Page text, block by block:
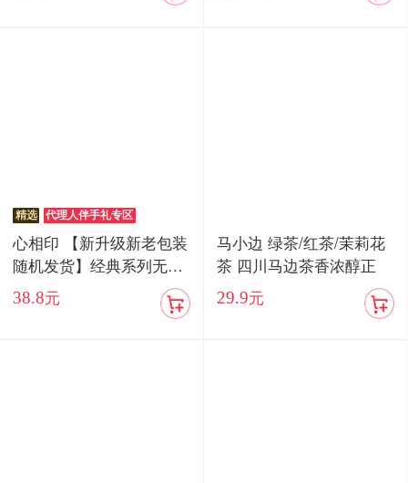
精选 代理人伴手礼专区
心相印 【新升级新老包装
随机发货】经典系列无香
抽纸3层100抽24包家用实
惠装整箱纸巾面巾餐巾纸
38.8元
马小边 绿茶/红茶/茉莉花
茶 四川马边茶香浓醇正
29.9元